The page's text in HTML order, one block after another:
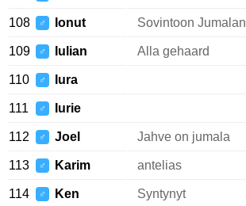
108 ♂ Ionut Sovintoon Jumalan
109 ♂ Iulian Alla gehaard
110 ♂ Iura
111 ♂ Iurie
112 ♂ Joel Jahve on jumala
113 ♂ Karim antelias
114 ♂ Ken Syntynyt